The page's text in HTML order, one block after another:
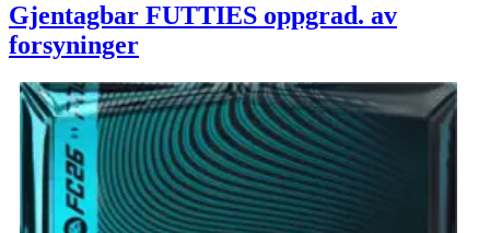
Gjentagbar FUTTIES oppgrad. av
forsyninger